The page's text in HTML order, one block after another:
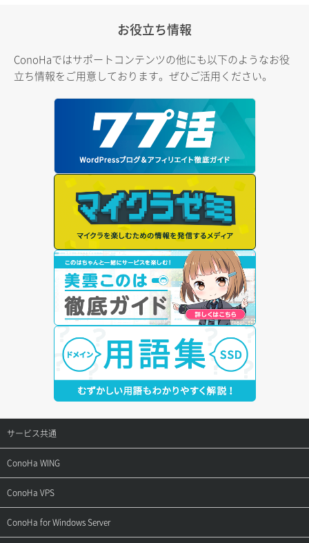
お役立ち情報
ConoHaではサポートコンテンツの他にも以下のようなお役
立ち情報をご用意しております。ぜひご活用ください。
サービス共通
サポートトップ
ご契約・お支払い
ConoHa WING
サポートトップ
ご利用ガイド
ConoHa VPS
サポートトップ
ConoHa for Windows Server